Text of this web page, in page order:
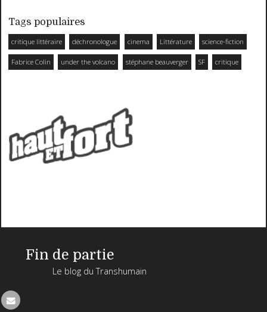
Tags populaires
critique littéraire déchronologue cinema Littérature science-fiction
Fabrice Colin under the volcano stéphane beauverger SF critique
Fin de partie
Le blog du Transhumain